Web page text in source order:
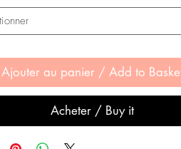
Ajouter au panier / Add to
Acheter / Buy it